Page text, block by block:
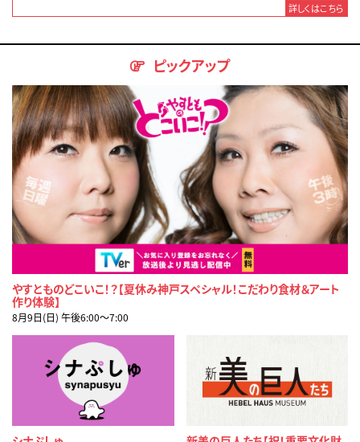
詳しくはこちら
ピックアップ
やすとものどこいこ！？【夏休み神戸スペシャル！こだわり食材＆アート
作り体験】
8月9日(日) 午後6:00〜7:00